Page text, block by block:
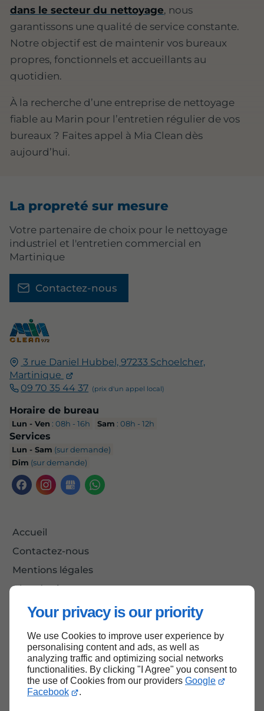
Your privacy is our priority
We use Cookies to improve user experience by
personalising content and ads, as well as
analyzing traffic and optimizing social networks
functionalities. By clicking "I Agree" you consent to
the use of Cookies from our providers Google
Facebook
.
dans le secteur du nettoyage, nous
garantissons une qualité de service constante.
Notre objectif est de maintenir vos bureaux
propres, fonctionnels et accueillants au
quotidien.
À la recherche d’une entreprise de nettoyage
fiable au Marin pour l’entretien régulier de vos
bureaux ? Faites appel à Mia Clean dès
aujourd’hui.
3 rue Daniel Hubbel, 97233 Schoelcher,
Martinique
09 70 35 44 37
Horaire de bureau
Lun - Ven : 08h - 16h Sam : 08h - 12h
Services
Lun - Sam (sur demande)
Dim (sur demande)
Accueil
Contactez-nous
Mentions légales
Plan du site
La propreté sur mesure
Votre partenaire de choix pour le nettoyage
industriel et l'entretien commercial en
Martinique
Contactez-nous
Haut de page